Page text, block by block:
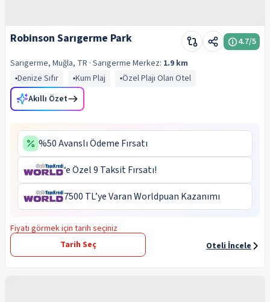
Robinson Sarıgerme Park 4.7/5
Sarıgerme, Muğla, TR · Sarıgerme Merkez: 1.9 km
Denize Sıfır
Kum Plaj
Özel Plajı Olan Otel
Akıllı Özet
%50 Avanslı Ödeme Fırsatı
‘e Özel 9 Taksit Fırsatı!
7500 TL’ye Varan Worldpuan Kazanımı
Fiyatı görmek için tarih seçiniz
Tarih Seç
Oteli İncele